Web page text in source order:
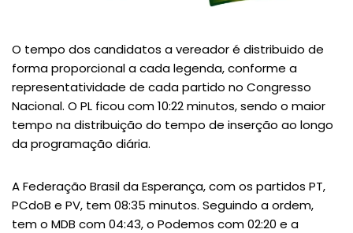
O tempo dos candidatos a vereador é distribuido de
forma proporcional a cada legenda, conforme a
representatividade de cada partido no Congresso
Nacional. O PL ficou com 10:22 minutos, sendo o maior
tempo na distribuição do tempo de inserção ao longo
da programação diária.
A Federação Brasil da Esperança, com os partidos PT,
PCdoB e PV, tem 08:35 minutos. Seguindo a ordem,
tem o MDB com 04:43, o Podemos com 02:20 e a